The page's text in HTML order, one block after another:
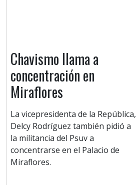
Chavismo llama a
concentración en
Miraflores
La vicepresidenta de la República,
Delcy Rodríguez también pidió a
la militancia del Psuv a
concentrarse en el Palacio de
Miraflores.